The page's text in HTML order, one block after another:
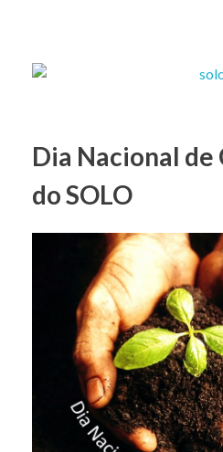
Dia Nacional de
do SOLO